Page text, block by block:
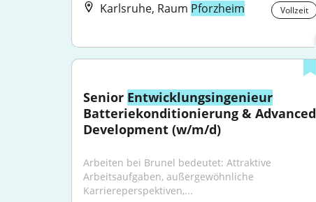
Karlsruhe, Raum Pforzheim Vollzeit
Senior Entwicklungsingenieur
Batteriekonditionierung & Advanced
Development (w/m/d)
Arbeiten bei Brunel bedeutet: Attraktive
Arbeitsaufgaben, außergewöhnliche
Karriereperspektiven,...